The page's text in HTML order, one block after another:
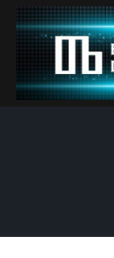
Skip
content